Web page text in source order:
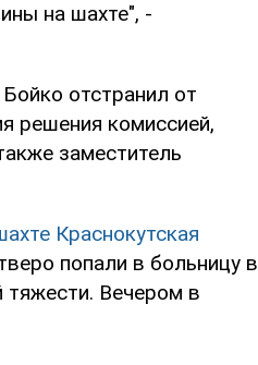
на шахте", -
отстранил от
решения комиссией,
заместитель
Краснокутская
попали в больницу в
тяжести. Вечером в